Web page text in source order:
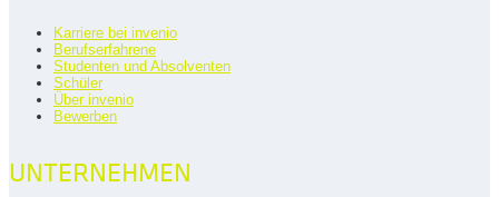
Karriere bei invenio
Berufserfahrene
Studenten und Absolventen
Schüler
Über invenio
Bewerben
UNTERNEHMEN